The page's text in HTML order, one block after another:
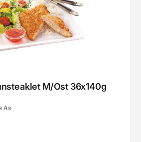
M/Ost 36x140g
As